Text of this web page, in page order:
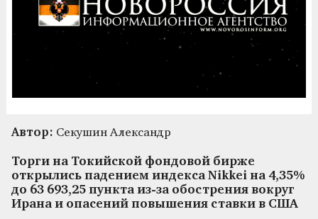
Автор: Секушин Александр
Торги на Токийской фондовой бирже
открылись падением индекса Nikkei на 4,35%
до 63 693,25 пункта из-за обострения вокруг
Ирана и опасений повышения ставки в США